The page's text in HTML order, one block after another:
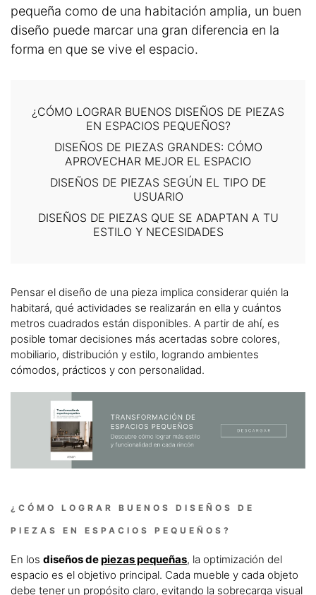
pequeña como de una habitación amplia, un buen
diseño puede marcar una gran diferencia en la
forma en que se vive el espacio.
¿CÓMO LOGRAR BUENOS DISEÑOS DE PIEZAS
EN ESPACIOS PEQUEÑOS?
DISEÑOS DE PIEZAS GRANDES: CÓMO
APROVECHAR MEJOR EL ESPACIO
DISEÑOS DE PIEZAS SEGÚN EL TIPO DE
USUARIO
DISEÑOS DE PIEZAS QUE SE ADAPTAN A TU
ESTILO Y NECESIDADES
Pensar el diseño de una pieza implica considerar quién la
habitará, qué actividades se realizarán en ella y cuántos
metros cuadrados están disponibles. A partir de ahí, es
posible tomar decisiones más acertadas sobre colores,
mobiliario, distribución y estilo, logrando ambientes
cómodos, prácticos y con personalidad.
¿CÓMO LOGRAR BUENOS DISEÑOS DE
PIEZAS EN ESPACIOS PEQUEÑOS?
En los diseños depiezas pequeñas, la optimización del
espacio es el objetivo principal. Cada mueble y cada objeto
debe tener un propósito claro, evitando la sobrecarga visual